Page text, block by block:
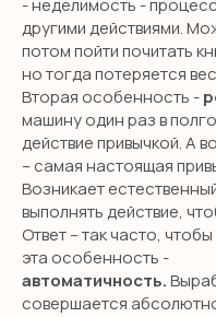
- неделимость -
другими действиями.
потом пойти почитать
но тогда потеряется
Вторая особенность -
машину один раз в
действие привычкой. А
– самая настоящая
Возникает
выполнять действие,
Ответ – так часто,
эта особенность -
автоматичность.
совершается